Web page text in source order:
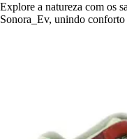
Explore a natureza com os
Sonora_Ev, unindo conforto